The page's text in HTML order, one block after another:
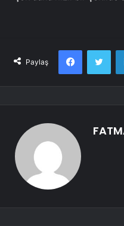
Paylaş
Facebook